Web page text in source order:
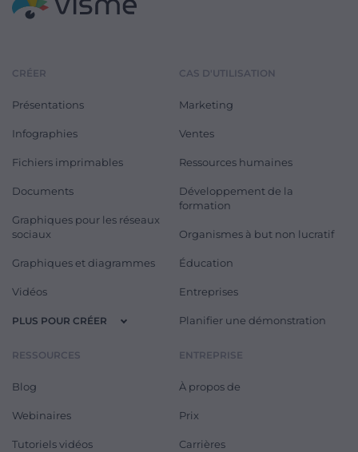
CRÉER
Présentations
Infographies
Fichiers imprimables
Documents
Graphiques pour les réseaux
sociaux
Graphiques et diagrammes
Vidéos
PLUS POUR CRÉER
CAS D'UTILISATION
Marketing
Ventes
Ressources humaines
Développement de la
formation
Organismes à but non lucratif
Éducation
Entreprises
Planifier une démonstration
RESSOURCES
Blog
Webinaires
Tutoriels vidéos
ENTREPRISE
À propos de
Prix
Carrières